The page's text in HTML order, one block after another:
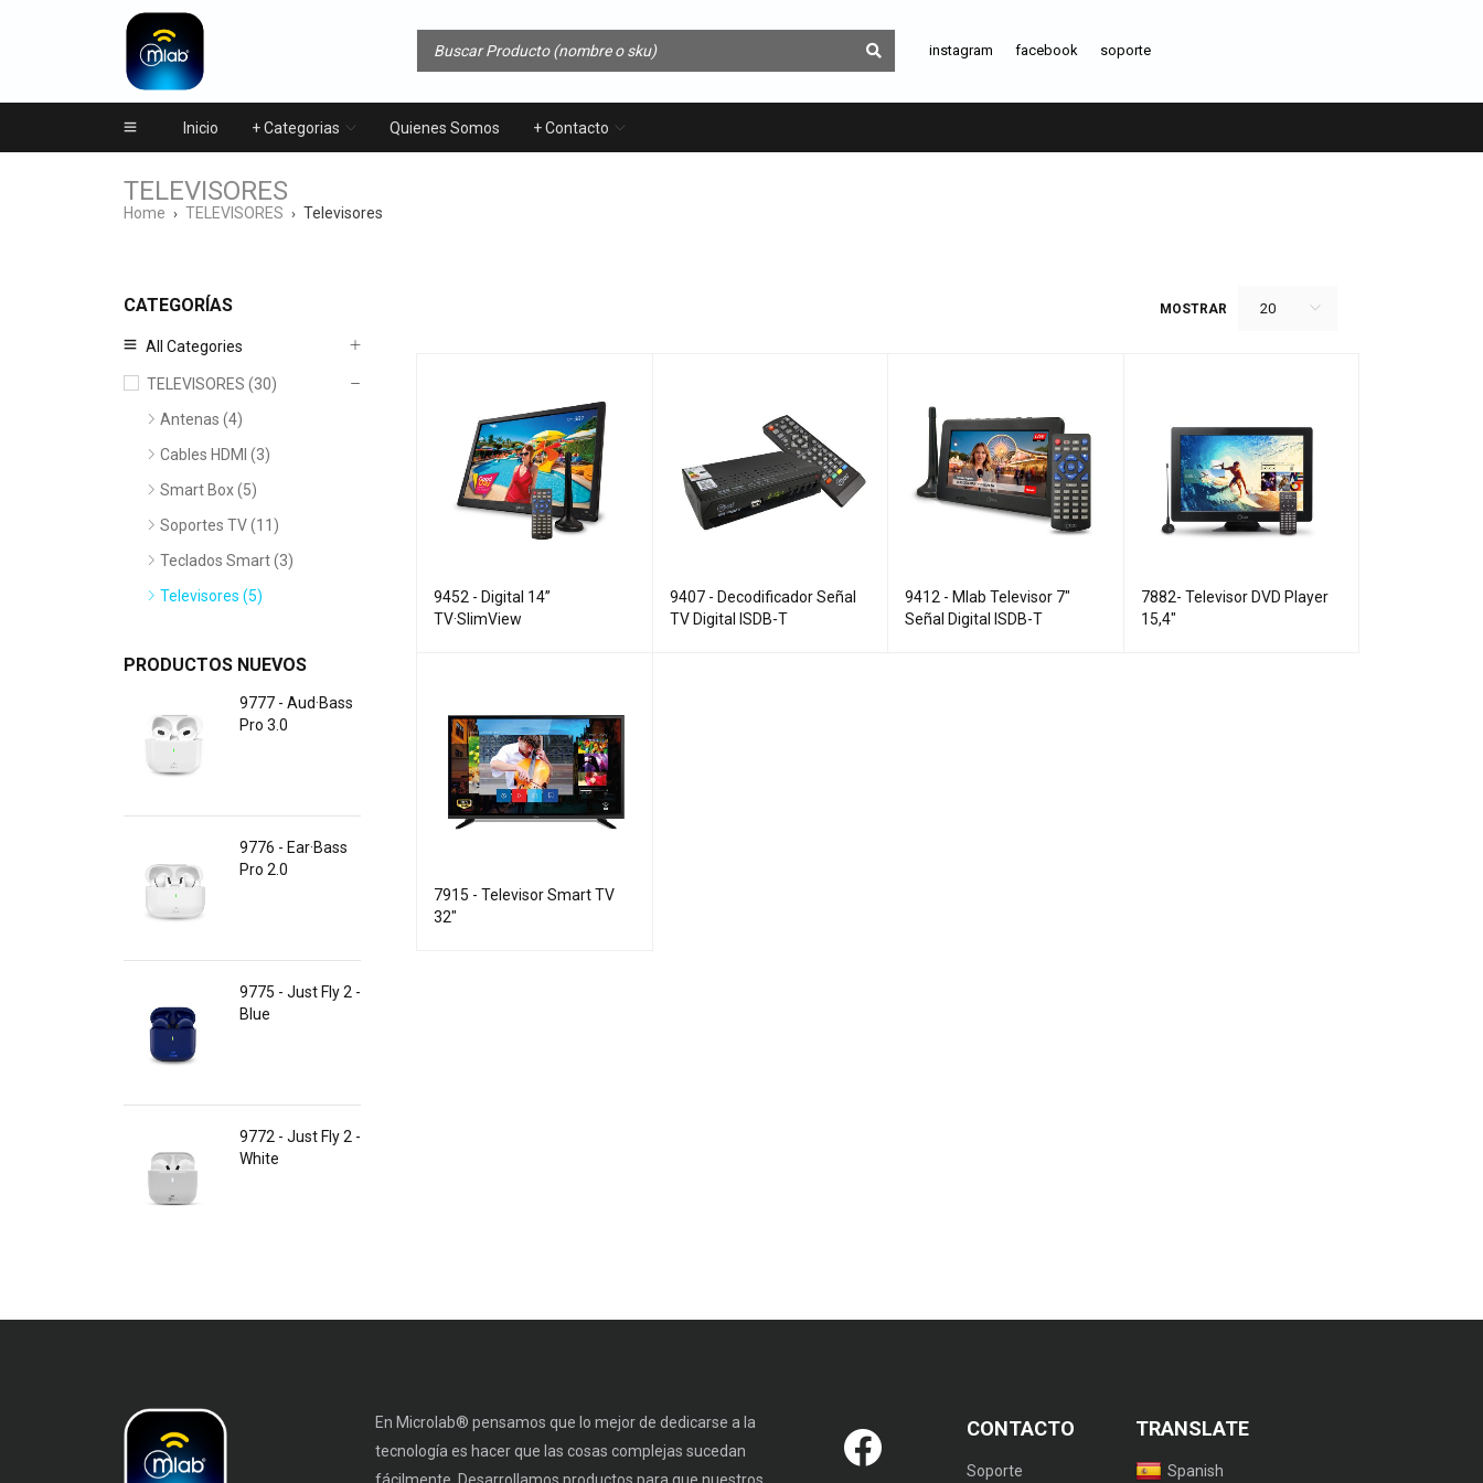
instagram facebook soporte
Inicio + Categorias Quienes Somos + Contacto
TELEVISORES
Home › TELEVISORES › Televisores
CATEGORÍAS
All Categories
TELEVISORES (30)
Antenas (4)
Cables HDMI (3)
Smart Box (5)
Soportes TV (11)
Teclados Smart (3)
Televisores (5)
PRODUCTOS NUEVOS
9777 - Aud·Bass
Pro 3.0
9776 - Ear·Bass
Pro 2.0
9775 - Just Fly 2 -
Blue
9772 - Just Fly 2 -
White
MOSTRAR 20
9452 - Digital 14”
TV·SlimView
9407 - Decodificador Señal
TV Digital ISDB-T
9412 - Mlab Televisor 7"
Señal Digital ISDB-T
7882- Televisor DVD Player
15,4"
7915 - Televisor Smart TV
32"
En Microlab® pensamos que lo mejor de dedicarse a la
tecnología es hacer que las cosas complejas sucedan
CONTACTO
Soporte
TRANSLATE
Spanish